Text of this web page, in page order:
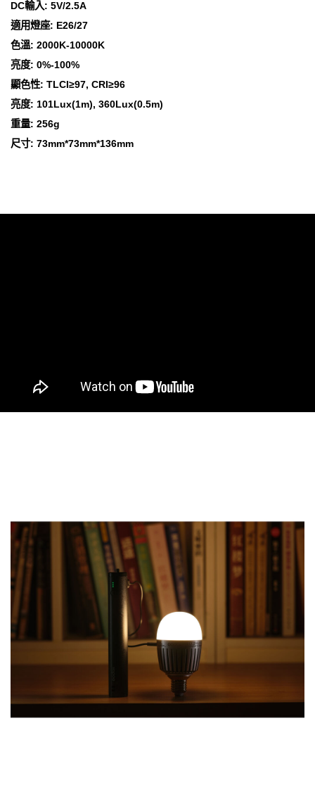
DC輸入: 5V/2.5A
適用燈座: E26/27
色溫: 2000K-10000K
亮度: 0%-100%
顯色性: TLCI≥97, CRI≥96
亮度: 101Lux(1m), 360Lux(0.5m)
重量: 256g
尺寸: 73mm*73mm*136mm